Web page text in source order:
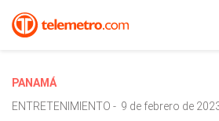
PANAMÁ
ENTRETENIMIENTO - 9 de febrero de